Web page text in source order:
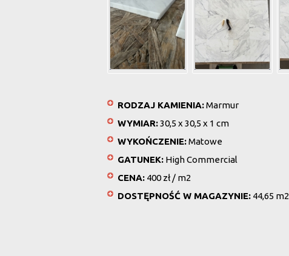
RODZAJ KAMIENIA:Marmur
WYMIAR:30,5 x 30,5 x 1 cm
WYKOŃCZENIE:Matowe
GATUNEK: High Commercial
CENA: 400 zł / m2
DOSTĘPNOŚĆ W MAGAZYNIE: 44,65 m2